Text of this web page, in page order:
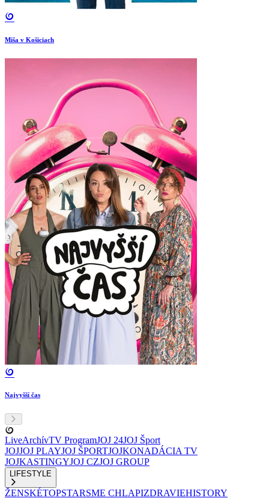
Miša v Košiciach
Najvyšší čas
LiveArchívTV ProgramJOJ 24JOJ Šport
JOJJOJ PLAYJOJ ŠPORTJOJKONADÁCIA TV
JOJKASTINGYJOJ CZJOJ GROUP
LIFESTYLE
ŽENSKÉTOPSTARSME CHLAPIZDRAVIEHISTORY